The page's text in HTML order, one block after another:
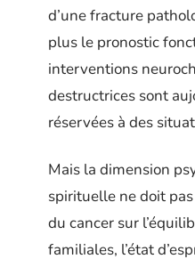
d’une fracture
plus le pronostic
interventions
destructrices sont
réservées à des
Mais la dimension
spirituelle ne doit
du cancer sur
familiales, l’état